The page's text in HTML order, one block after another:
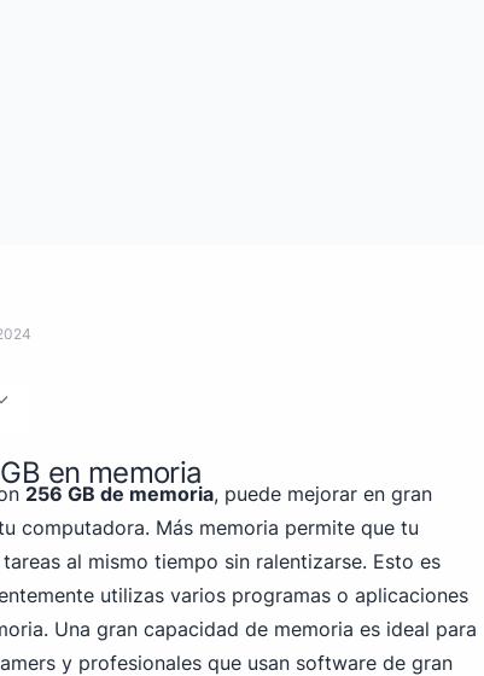
en memoria
256 GB de memoria, puede mejorar en gran
computadora. Más memoria permite que tu
al mismo tiempo sin ralentizarse. Esto es
utilizas varios programas o aplicaciones
Una gran capacidad de memoria es ideal para
y profesionales que usan software de gran